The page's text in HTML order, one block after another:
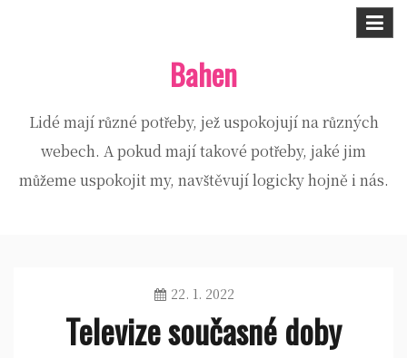
Bahen
Lidé mají různé potřeby, jež uspokojují na různých
webech. A pokud mají takové potřeby, jaké jim
můžeme uspokojit my, navštěvují logicky hojně i nás.
22. 1. 2022
Televize současné doby